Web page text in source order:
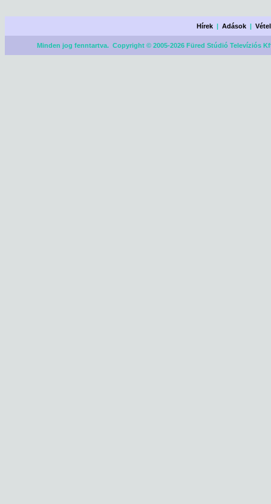
Hírek |Adások |
Minden jog fenntartva. Copyright © 2005-2026 Füred Stúdió Televíziós